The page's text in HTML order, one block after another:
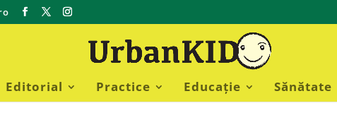
Editorial Practice Educație Sănătate